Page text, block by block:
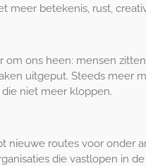
meer betekenis, rust,
om ons heen: mensen
uitgeput. Steeds meer
niet meer kloppen.
nieuwe routes voor onder
die vastlopen in